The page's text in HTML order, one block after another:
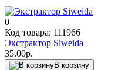
0
Код товара: 111966
Экстрактор Siweida
35.00р.
В корзину